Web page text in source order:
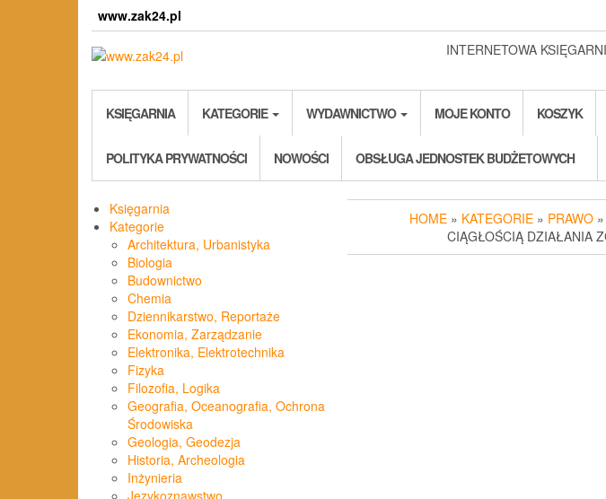
www.zak24.pl
INTERNETOWA
KSIĘGARNIA KATEGORIE WYDAWNICTWO MOJE KONTO KOSZYK
POLITYKA PRYWATNOŚCI NOWOŚCI OBSŁUGA JEDNOSTEK BUDŻETOWYCH
Księgarnia
Kategorie
Architektura, Urbanistyka
Biologia
Budownictwo
Chemia
Dziennikarstwo, Reportaże
Ekonomia, Zarządzanie
Elektronika, Elektrotechnika
Fizyka
Filozofia, Logika
Geografia, Oceanografia, Ochrona
Środowiska
Geologia, Geodezja
Historia, Archeologia
Inżynieria
Językoznawstwo,
HOME » KATEGORIE » PRAWO
CIĄGŁOŚCIĄ DZIAŁANIA